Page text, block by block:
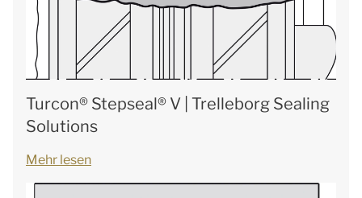
Turcon® Stepseal® V | Trelleborg Sealing
Solutions
Mehr lesen